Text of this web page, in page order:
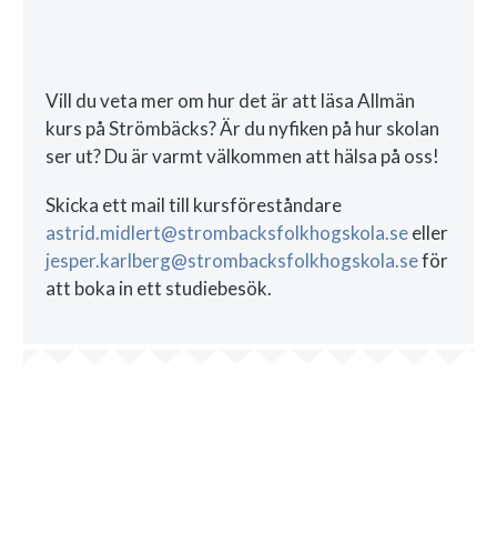
Vill du veta mer om hur det är att läsa Allmän
kurs på Strömbäcks? Är du nyfiken på hur skolan
ser ut? Du är varmt välkommen att hälsa på oss!
Skicka ett mail till kursföreståndare
astrid.midlert@strombacksfolkhogskola.seeller
jesper.karlberg@strombacksfolkhogskola.seför
att boka in ett studiebesök.